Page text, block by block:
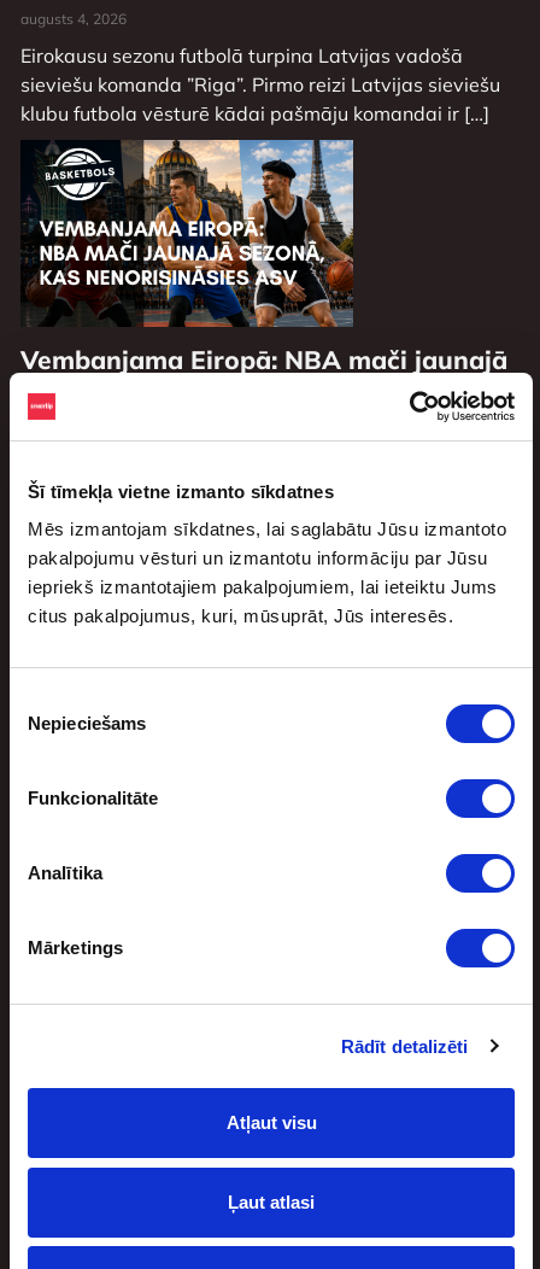
Šī tīmekļa vietne izmanto sīkdatnes
Mēs izmantojam sīkdatnes, lai saglabātu Jūsu izmantoto
pakalpojumu vēsturi un izmantotu informāciju par Jūsu
iepriekš izmantotajiem pakalpojumiem, lai ieteiktu Jums
citus pakalpojumus, kuri, mūsuprāt, Jūs interesēs.
izvēle
Nepieciešams
Funkcionalitāte
Analītika
Mārketings
Rādīt detalizēti
Atļaut visu
Ļaut atlasi
augusts 4, 2026
Eirokausu sezonu futbolā turpina Latvijas vadošā
sieviešu komanda ”Riga”. Pirmo reizi Latvijas sieviešu
klubu futbola vēsturē kādai pašmāju komandai ir […]
Vembanjama Eiropā: NBA mači jaunajā
sezonā, kas nenorisināsies ASV
augusts 3, 2026
asociācijas (NBA) sezona. Jaunajā sezonā trīs mači
paredzēti arī ārpus ASV. Tā būs lieliska […]
Sporta bonuss